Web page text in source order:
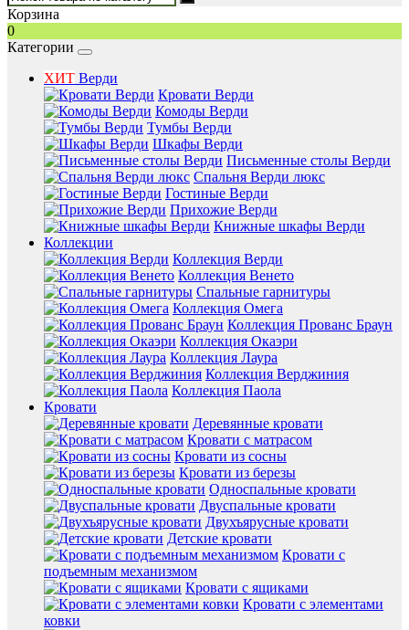
Корзина
0
Категории
ХИТ Верди
Кровати Верди
Комоды Верди
Тумбы Верди
Шкафы Верди
Письменные столы Верди
Спальня Верди люкс
Гостиные Верди
Прихожие Верди
Книжные шкафы Верди
Коллекции
Коллекция Верди
Коллекция Венето
Спальные гарнитуры
Коллекция Омега
Коллекция Прованс Браун
Коллекция Окаэри
Коллекция Лаура
Коллекция Верджиния
Коллекция Паола
Кровати
Деревянные кровати
Кровати с матрасом
Кровати из сосны
Кровати из березы
Односпальные кровати
Двуспальные кровати
Двухъярусные кровати
Детские кровати
Кровати с
подъемным механизмом
Кровати с ящиками
Кровати с элементами
ковки